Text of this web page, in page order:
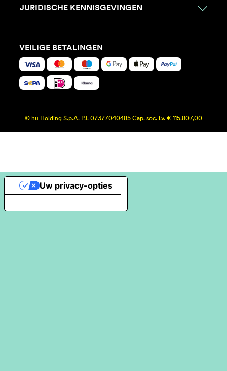
JURIDISCHE KENNISGEVINGEN
VEILIGE BETALINGEN
© hu Holding S.p.A. P.I. 07377040485 Cap. soc. i.v. € 115.807,00
Uw privacy-opties